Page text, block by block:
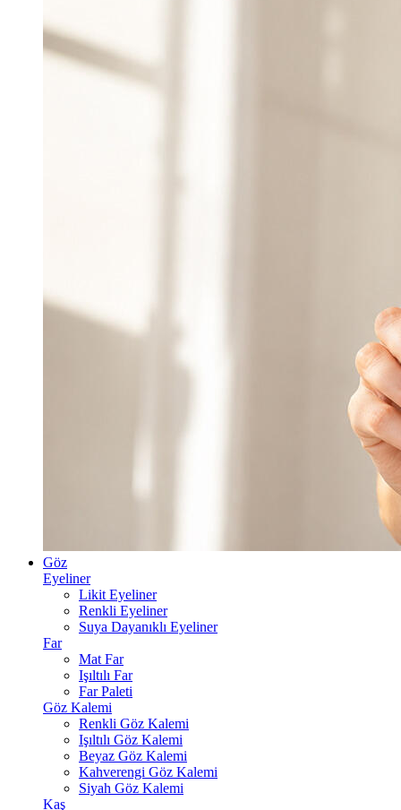
Göz
Eyeliner
Likit Eyeliner
Renkli Eyeliner
Suya Dayanıklı Eyeliner
Far
Mat Far
Işıltılı Far
Far Paleti
Göz Kalemi
Renkli Göz Kalemi
Işıltılı Göz Kalemi
Beyaz Göz Kalemi
Kahverengi Göz Kalemi
Siyah Göz Kalemi
Kaş